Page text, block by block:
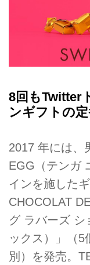
8回もTwitter
ンギフトの定
2017 年には、
EGG（テンガ
インを施した
CHOCOLAT
グ ラバーズ シ
ックス）」（5
別）を発売。